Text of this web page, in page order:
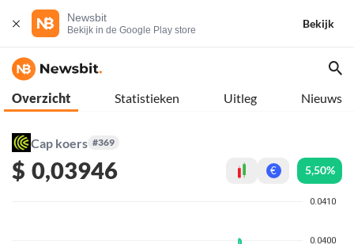
Newsbit
Bekijk in de Google Play store
Bekijk
Overzicht Statistieken Uitleg Nieuws
Cap koers #369
$ 0,03946 € 5,50%